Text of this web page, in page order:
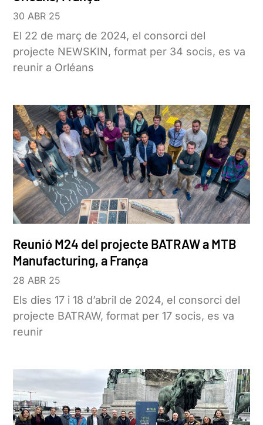
30 ABR 25
El 22 de març de 2024, el consorci del
projecte NEWSKIN, format per 34 socis, es va
reunir a Orléans
Reunió M24 del projecte BATRAW a MTB
Manufacturing, a França
28 ABR 25
Els dies 17 i 18 d’abril de 2024, el consorci del
projecte BATRAW, format per 17 socis, es va
reunir